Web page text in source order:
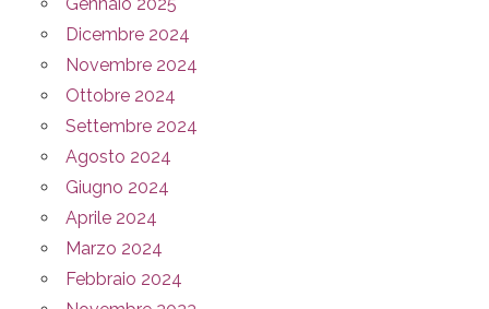
Dicembre 2024
Novembre 2024
Ottobre 2024
Settembre 2024
Agosto 2024
Giugno 2024
Aprile 2024
Marzo 2024
Febbraio 2024